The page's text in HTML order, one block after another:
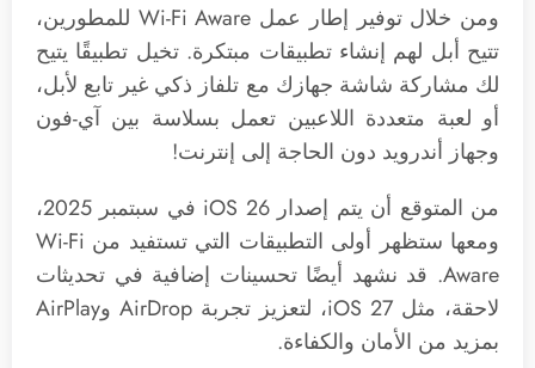
ومن خلال توفير إطار عمل Wi-Fi Aware للمطورين،
تتيح أبل لهم إنشاء تطبيقات مبتكرة. تخيل تطبيقًا يتيح
لك مشاركة شاشة جهازك مع تلفاز ذكي غير تابع لأبل،
أو لعبة متعددة اللاعبين تعمل بسلاسة بين آي-فون
وجهاز أندرويد دون الحاجة إلى إنترنت!
من المتوقع أن يتم إصدار iOS 26 في سبتمبر 2025،
ومعها ستظهر أولى التطبيقات التي تستفيد من Wi-Fi
Aware. قد نشهد أيضًا تحسينات إضافية في تحديثات
لاحقة، مثل iOS 27، لتعزيز تجربة AirDrop وAirPlay
بمزيد من الأمان والكفاءة.